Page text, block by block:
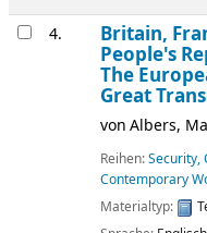
4. Britain,
People's
The
Great
vonAlbers,
Reihen:Security,
Contemporary
Materialtyp: